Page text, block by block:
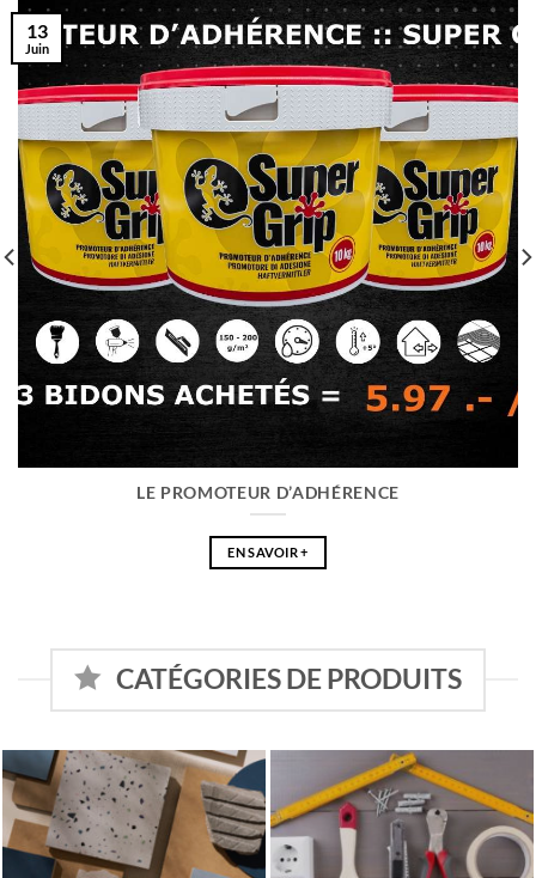
LE PROMOTEUR D’ADHÉRENCE
EN SAVOIR +
13
Juin
CATÉGORIES DE PRODUITS